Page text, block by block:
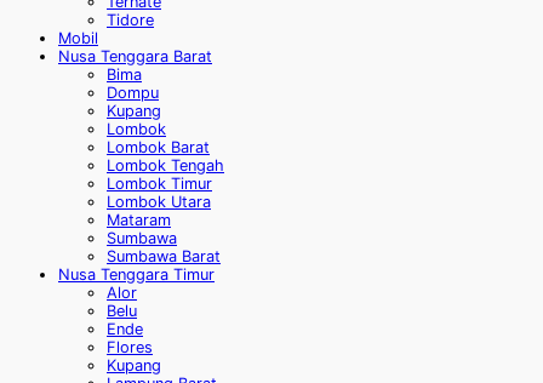
Tidore
Mobil
Nusa Tenggara Barat
Bima
Dompu
Kupang
Lombok
Lombok Barat
Lombok Tengah
Lombok Timur
Lombok Utara
Mataram
Sumbawa
Sumbawa Barat
Nusa Tenggara Timur
Alor
Belu
Ende
Flores
Kupang